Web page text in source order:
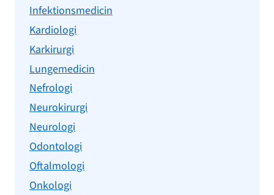
Infektionsmedicin
Kardiologi
Karkirurgi
Lungemedicin
Nefrologi
Neurokirurgi
Neurologi
Odontologi
Oftalmologi
Onkologi